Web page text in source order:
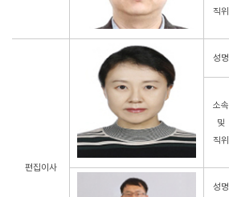
직위
편집이사
성명
소속
및
직위
성명